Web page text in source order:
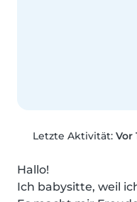
Letzte Aktivität: Vor
Hallo!
Ich babysitte, weil